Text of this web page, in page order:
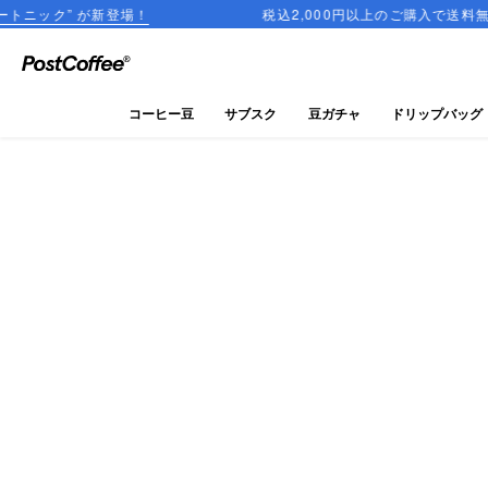
登場！ 税込2,000円以上のご購入で送料無料
close
コーヒー豆 サブスク 豆ガチャ ドリップバッグ